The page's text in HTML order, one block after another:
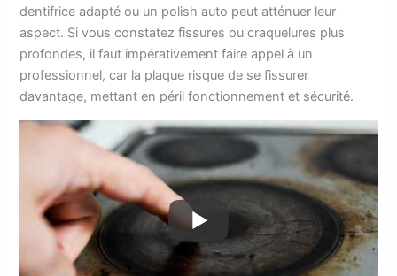
dentifrice adapté ou un polish auto peut atténuer leur
aspect. Si vous constatez fissures ou craquelures plus
profondes, il faut impérativement faire appel à un
professionnel, car la plaque risque de se fissurer
davantage, mettant en péril fonctionnement et sécurité.